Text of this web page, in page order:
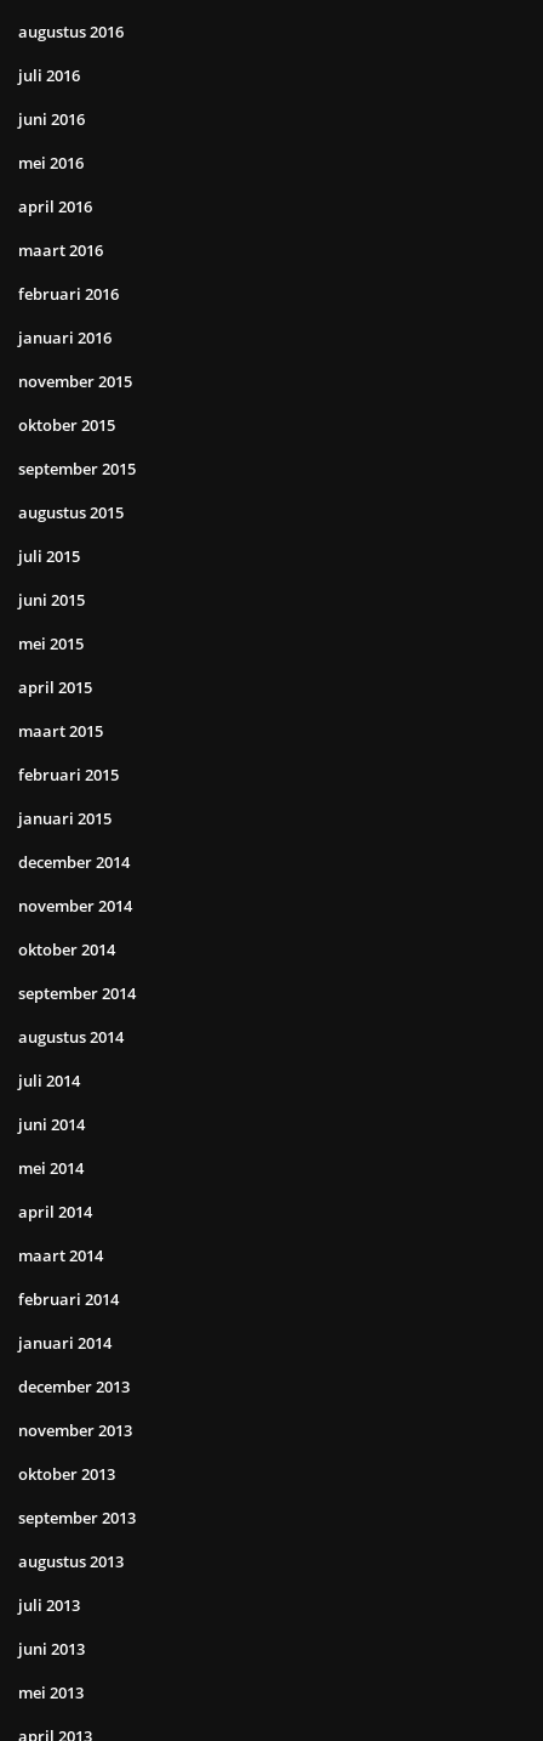
augustus 2016
juli 2016
juni 2016
mei 2016
april 2016
maart 2016
februari 2016
januari 2016
november 2015
oktober 2015
september 2015
augustus 2015
juli 2015
juni 2015
mei 2015
april 2015
maart 2015
februari 2015
januari 2015
december 2014
november 2014
oktober 2014
september 2014
augustus 2014
juli 2014
juni 2014
mei 2014
april 2014
maart 2014
februari 2014
januari 2014
december 2013
november 2013
oktober 2013
september 2013
augustus 2013
juli 2013
juni 2013
mei 2013
april 2013